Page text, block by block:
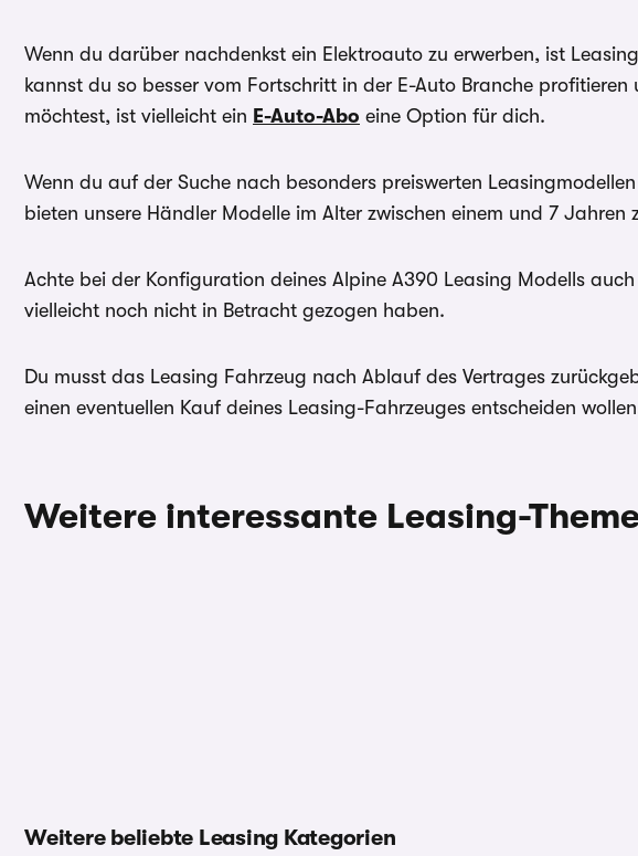
Wenn du darüber nachdenkst ein Elektroauto zu erwerben, ist
kannst du so besser vom Fortschritt in der E-Auto Branche
möchtest, ist vielleicht ein E-Auto-Abo eine Option für dich.
Wenn du auf der Suche nach besonders preiswerten
bieten unsere Händler Modelle im Alter zwischen einem und 7 Jahren
Achte bei der Konfiguration deines Alpine A390 Leasing Modells
vielleicht noch nicht in Betracht gezogen haben.
Du musst das Leasing Fahrzeug nach Ablauf des Vertrages
einen eventuellen Kauf deines Leasing-Fahrzeuges entscheiden
Weitere interessante Leasing-
Weitere beliebte Leasing Kategorien